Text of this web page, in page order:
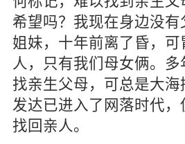
希望吗？我现在身边没
姐妹，十年前离了昏，
人，只有我们母女俩。
找亲生父母，可总是大
发达已进入了网落时代
找回亲人。